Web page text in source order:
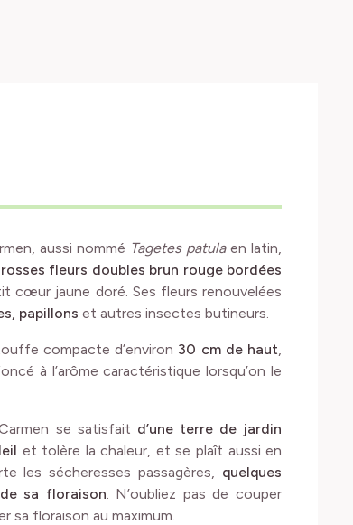
aussi nommé Tagetes patulaen latin,
fleurs doubles brun rouge bordées
cœur jaune doré. Ses fleurs renouvelées
papillons et autres insectes butineurs.
compacte d’environ 30 cm de haut
à l’arôme caractéristique lorsqu’on le
se satisfait d’une terre de jardin
et tolère la chaleur, et se plaît aussi en
les sécheresses passagères, quelques
sa floraison . N’oubliez pas de couper
sa floraison au maximum.